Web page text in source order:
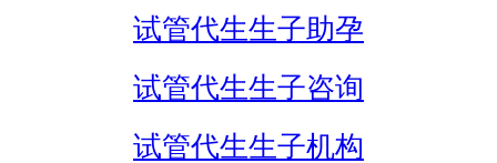
试管代生生子助孕
试管代生生子咨询
试管代生生子机构